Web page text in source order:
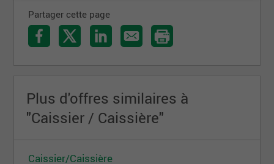
Partager cette page
Plus d'offres similaires à
"Caissier / Caissière"
Caissier/Caissière